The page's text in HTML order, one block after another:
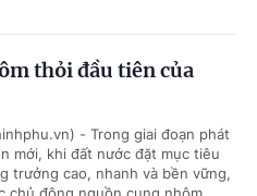
thỏi đầu tiên của
- Trong giai đoạn phát
mới, khi đất nước đặt mục tiêu
trưởng cao, nhanh và bền vững,